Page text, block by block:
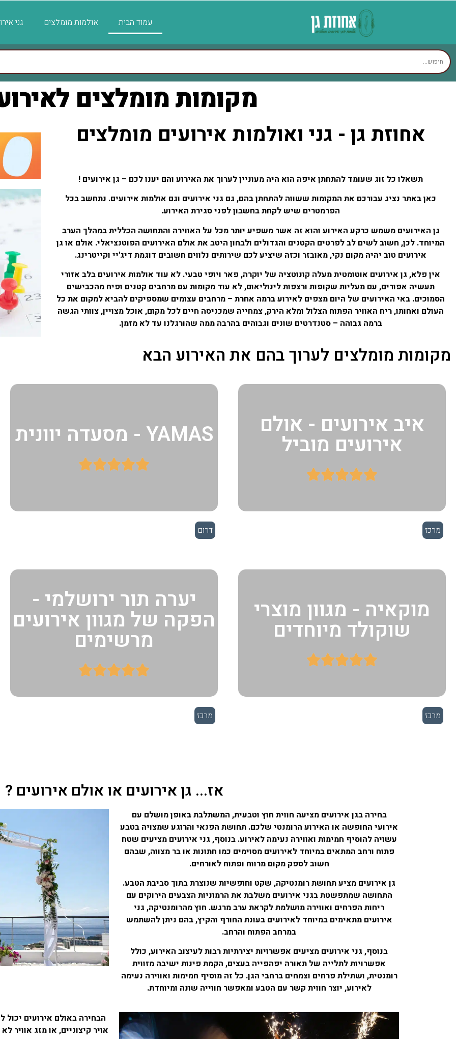
עמוד הבית אולמות מומלצים גני
מקומות מומלצים
אחוזת גן - גני ואולמות אירועים מומלצים
תשאלו כל זוג שעומד להתחתן איפה הוא היה מעוניין לערוך את האירוע והם יענו לכם – גן אירועים !
כאן באתר נציג עבורכם את המקומות ששווה להתחתן בהם, גם גני אירועים וגם אולמות אירועים. נתחשב בכל
הפרמטרים שיש לקחת בחשבון לפני סגירת האירוע.
גן האירועים משמש כרקע האירוע והוא זה אשר משפיע יותר מכל על האווירה והתחושה הכללית במהלך הערב
המיוחד. לכן, חשוב לשים לב לפרטים הקטנים והגדולים ולבחון היטב את אולם האירועים הפוטנציאלי. אולם או גן
אירועים טוב יהיה מקום נקי, מאובזר וכזה שיציע לכם שירותים נלווים חשובים דוגמת דיג'יי וקייטרינג.
אין פלא, גן אירועים אוטומטית מעלה קונוטציה של יוקרה, פאר ויופי טבעי. לא עוד אולמות אירועים בלב אזורי
תעשיה אפורים, עם מעליות שקופות ורצפות לינוליאום, לא עוד מקומות עם מרחבים קטנים ופיח מהכבישים
הסמוכים. באי האירועים של היום מצפים לאירוע ברמה אחרת – מרחבים עצומים שמספיקים להביא למקום את כל
העולם ואחותו, ריח האוויר הפתוח הצלול ומלא הירק, צמחייה שמכניסה חיים לכל מקום, אוכל מצויין, צוותי הגשה
ברמה גבוהה – סטנדרטים שונים וגבוהים בהרבה ממה שהורגלנו עד לא מזמן.
מקומות מומלצים לערוך בהם את האירוע הבא
איב אירועים - אולם
אירועים מוביל





מרכז
YAMAS - מסעדה יוונית





דרום
מוקאיה - מגוון מוצרי
שוקולד מיוחדים





מרכז
יערה תור ירושלמי -
הפקה של מגוון אירועים
מרשימים





מרכז
אז... גן אירועים או אולם אירועים ?
בחירה בגן אירועים מציעה חווית חוץ וטבעית, המשתלבת באופן מושלם עם
אירועי החופשה או האירוע הרומנטי שלכם. תחושת הפנאי והרוגע שמצויה בטבע
עשויה להוסיף חמימות ואווירה נעימה לאירוע. בנוסף, גני אירועים מציעים שטח
פתוח ורחב המתאים במיוחד לאירועים מסוימים כמו חתונות או בר מצווה, שבהם
חשוב לספק מקום מרווח ופתוח לאורחים.
גן אירועים מציע תחושת רומנטיקה, שקט וחופשיות שנוצרת בתוך סביבת הטבע.
התחושה שמתפשטת בגני אירועים משלבת את הרמוניות הצבעים הירוקים עם
ריחות הפרחים ואווירה מושלמת לקראת ערב מרגש. חוץ מהרומנטיקה, גני
אירועים מתאימים במיוחד לאירועים בעונת החורף והקיץ, בהם ניתן להשתמש
במרחב הפתוח והרחב.
בנוסף, גני אירועים מציעים אפשרויות יצירתיות רבות לעיצוב האירוע, כולל
אפשרויות לתלייה של תאורה יפהפייה בעצים, הקמת פינות ישיבה מזווית
רומנטית, ושתילת פרחים וצמחים ברחבי הגן. כל זה מוסיף חמימות ואווירה נעימה
לאירוע, יוצר חווית קשר עם הטבע ומאפשר חווייה שונה ומיוחדת.
הבחירה באולם אירועים יכול
אויר קיצוניים, או מזג אוויר